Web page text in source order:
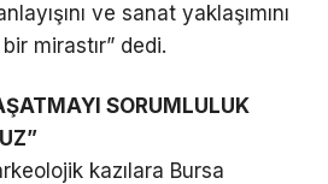
ve sanat yaklaşımını
mirastır” dedi.
SORUMLULUK
kazılara Bursa